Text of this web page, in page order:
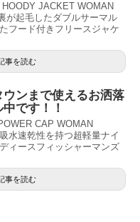
JACKET WOMAN
が起毛したダブルサーマル
フード付きフリースジャケ
事を読む
ンまで使えるお洒落
です！！
CAP WOMAN
水速乾性を持つ超軽量ナイ
ィースフィッシャーマンズ
事を読む